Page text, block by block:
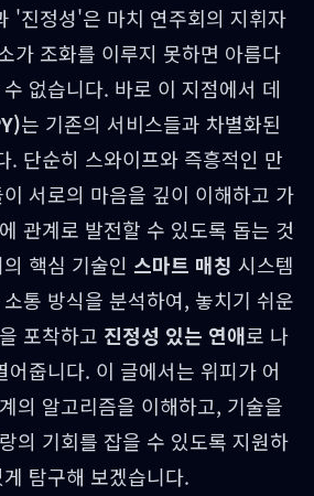
'진정성'은 마치 연주회의 지휘자
가 조화를 이루지 못하면 아름다
없습니다. 바로 이 지점에서 데
는 기존의 서비스들과 차별화된
. 단순히 스와이프와 즉흥적인 만
서로의 마음을 깊이 이해하고 가
관계로 발전할 수 있도록 돕는 것
핵심 기술인 스마트 매칭 시스템
통 방식을 분석하여, 놓치기 쉬운
을 포착하고 진정성 있는 연애로 나
어줍니다. 이 글에서는 위피가 어
의 알고리즘을 이해하고, 기술을
의 기회를 잡을 수 있도록 지원하
탐구해 보겠습니다.